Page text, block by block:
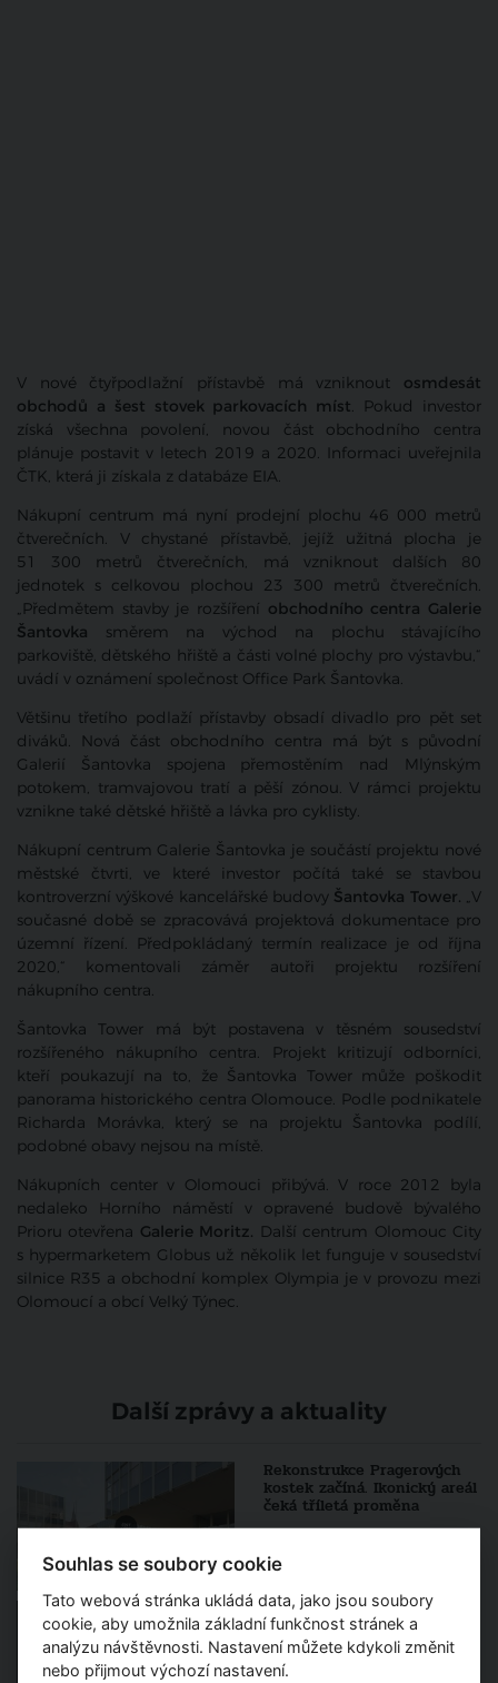
V nové čtyřpodlažní přístavbě má vzniknout osmdesát
obchodů a šest stovek parkovacích míst. Pokud investor
získá všechna povolení, novou část obchodního centra
plánuje postavit v letech 2019 a 2020. Informaci uveřejnila
ČTK, která ji získala z databáze EIA.
Nákupní centrum má nyní prodejní plochu 46 000 metrů
čtverečních. V chystané přístavbě, jejíž užitná plocha je
51 300 metrů čtverečních, má vzniknout dalších 80
jednotek s celkovou plochou 23 300 metrů čtverečních.
„Předmětem stavby je rozšíření obchodního centra Galerie
Šantovka směrem na východ na plochu stávajícího
parkoviště, dětského hřiště a části volné plochy pro výstavbu,“
uvádí v oznámení společnost Office Park Šantovka.
Většinu třetího podlaží přístavby obsadí divadlo pro pět set
diváků. Nová část obchodního centra má být s původní
Galerií Šantovka spojena přemostěním nad Mlýnským
potokem, tramvajovou tratí a pěší zónou. V rámci projektu
vznikne také dětské hřiště a lávka pro cyklisty.
Nákupní centrum Galerie Šantovka je součástí projektu nové
městské čtvrti, ve které investor počítá také se stavbou
kontroverzní výškové kancelářské budovy Šantovka Tower. „V
současné době se zpracovává projektová dokumentace pro
územní řízení. Předpokládaný termín realizace je od října
2020,“ komentovali záměr autoři projektu rozšíření
nákupního centra.
Šantovka Tower má být postavena v těsném sousedství
rozšířeného nákupního centra. Projekt kritizují odborníci,
kteří poukazují na to, že Šantovka Tower může poškodit
panorama historického centra Olomouce. Podle podnikatele
Richarda Morávka, který se na projektu Šantovka podílí,
podobné obavy nejsou na místě.
Nákupních center v Olomouci přibývá. V roce 2012 byla
nedaleko Horního náměstí v opravené budově bývalého
Prioru otevřena Galerie Moritz. Další centrum Olomouc City
s hypermarketem Globus už několik let funguje v sousedství
silnice R35 a obchodní komplex Olympia je v provozu mezi
Olomoucí a obcí Velký Týnec.
Další zprávy a aktuality
Rekonstrukce Pragerových
kostek začíná. Ikonický areál
čeká tříletá proměna
Architekt roku 2026
vstupuje do finále. Porota
představila pětici výrazných
osobností české architektury
Souhlas se soubory cookie
Tato webová stránka ukládá data, jako jsou soubory
cookie, aby umožnila základní funkčnost stránek a
analýzu návštěvnosti. Nastavení můžete kdykoli změnit
nebo přijmout výchozí nastavení.